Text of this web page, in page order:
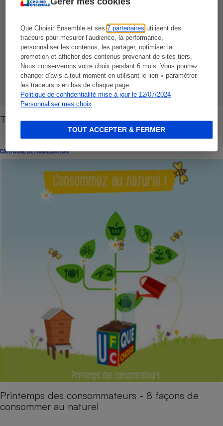
Que Choisir Ensemble et ses7 partenaires utilisent des
traceurs pour mesurer l’audience, la performance,
personnaliser les contenus, les partager, optimiser la
promotion et afficher des contenus provenant de sites tiers.
Nous conserverons votre choix pendant 6 mois. Vous pourrez
changer d’avis à tout moment en utilisant le lien « paramétrer
les traceurs » en bas de chaque page.
Politique de confidentialité mise à jour le 12/07/2024
Personnaliser mes choix
TOUT ACCEPTER & FERMER
Traitement du jardin - Le grand bazar
CAMPAGNE DE MOBILISATION
Printemps des consommateurs - 8 façons de
consommer au naturel